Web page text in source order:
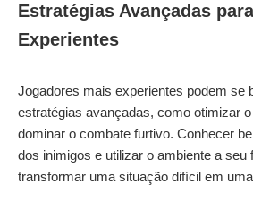
Estratégias Avançadas
Experientes
Jogadores mais experientes podem se
estratégias avançadas, como otimizar
dominar o combate furtivo. Conhecer
dos inimigos e utilizar o ambiente a seu
transformar uma situação difícil em